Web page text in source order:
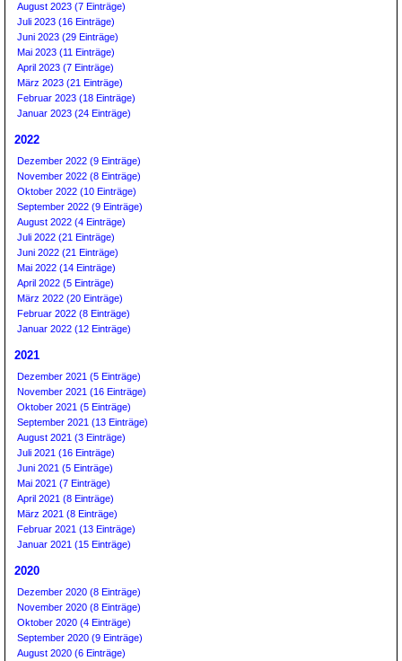
August 2023 (7 Einträge)
Juli 2023 (16 Einträge)
Juni 2023 (29 Einträge)
Mai 2023 (11 Einträge)
April 2023 (7 Einträge)
März 2023 (21 Einträge)
Februar 2023 (18 Einträge)
Januar 2023 (24 Einträge)
2022
Dezember 2022 (9 Einträge)
November 2022 (8 Einträge)
Oktober 2022 (10 Einträge)
September 2022 (9 Einträge)
August 2022 (4 Einträge)
Juli 2022 (21 Einträge)
Juni 2022 (21 Einträge)
Mai 2022 (14 Einträge)
April 2022 (5 Einträge)
März 2022 (20 Einträge)
Februar 2022 (8 Einträge)
Januar 2022 (12 Einträge)
2021
Dezember 2021 (5 Einträge)
November 2021 (16 Einträge)
Oktober 2021 (5 Einträge)
September 2021 (13 Einträge)
August 2021 (3 Einträge)
Juli 2021 (16 Einträge)
Juni 2021 (5 Einträge)
Mai 2021 (7 Einträge)
April 2021 (8 Einträge)
März 2021 (8 Einträge)
Februar 2021 (13 Einträge)
Januar 2021 (15 Einträge)
2020
Dezember 2020 (8 Einträge)
November 2020 (8 Einträge)
Oktober 2020 (4 Einträge)
September 2020 (9 Einträge)
August 2020 (6 Einträge)